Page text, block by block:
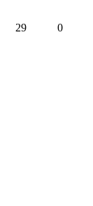
29 0